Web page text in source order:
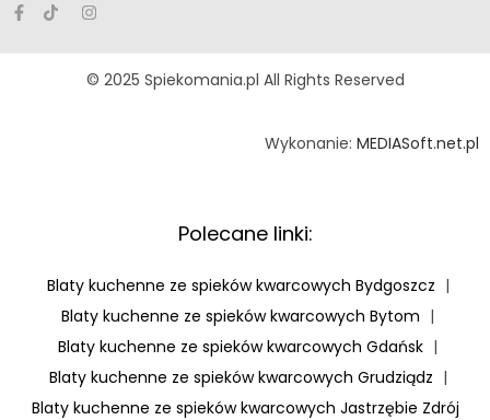
© 2025 Spiekomania.pl All Rights Reserved
Wykonanie: MEDIASoft.net.pl
Polecane linki:
Blaty kuchenne ze spieków kwarcowych Bydgoszcz |
Blaty kuchenne ze spieków kwarcowych Bytom |
Blaty kuchenne ze spieków kwarcowych Gdańsk |
Blaty kuchenne ze spieków kwarcowych Grudziądz |
Blaty kuchenne ze spieków kwarcowych Jastrzębie Zdrój